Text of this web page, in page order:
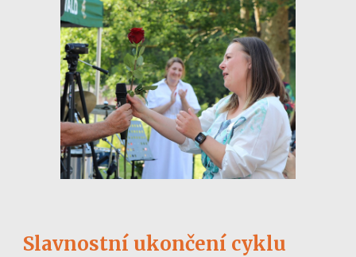
Slavnostní ukončení cyklu